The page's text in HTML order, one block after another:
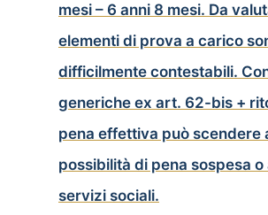
mesi – 6 anni 8 mesi. Da
elementi di prova a carico
difficilmente contestabili.
generiche ex art. 62-bis +
pena effettiva può scendere
possibilità di pena sospesa
servizi sociali.